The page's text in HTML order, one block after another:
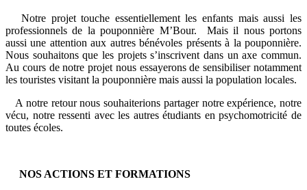
Notre projet touche essentiellement les enfants mais aussi les
professionnels de la pouponnière M’Bour. Mais il nous portons
aussi une attention aux autres bénévoles présents à la pouponnière.
Nous souhaitons que les projets s’inscrivent dans un axe commun.
Au cours de notre projet nous essayerons de sensibiliser notamment
les touristes visitant la pouponnière mais aussi la population locales.
A notre retour nous souhaiterions partager notre expérience, notre
vécu, notre ressenti avec les autres étudiants en psychomotricité de
toutes écoles.
NOS ACTIONS ET FORMATIONS